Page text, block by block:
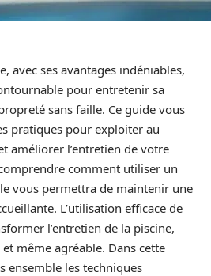
avec ses avantages indéniables,
pour entretenir sa
sans faille. Ce guide vous
pratiques pour exploiter au
améliorer l’entretien de votre
comment utiliser un
vous permettra de maintenir une
L’utilisation efficace de
l’entretien de la piscine,
même agréable. Dans cette
ensemble les techniques